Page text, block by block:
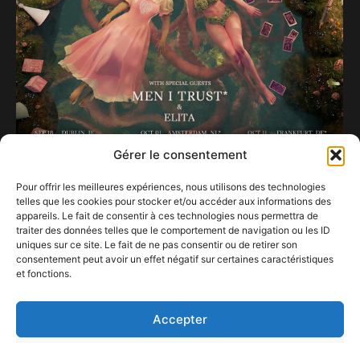
Gérer le consentement
Pour offrir les meilleures expériences, nous utilisons des technologies
telles que les cookies pour stocker et/ou accéder aux informations des
appareils. Le fait de consentir à ces technologies nous permettra de
traiter des données telles que le comportement de navigation ou les ID
uniques sur ce site. Le fait de ne pas consentir ou de retirer son
consentement peut avoir un effet négatif sur certaines caractéristiques
et fonctions.
Accepter
Melanie Martinez
26 mars 2024
EXPO On Display | 12.10.22 > 05.03.23 |
3 septembre 2022